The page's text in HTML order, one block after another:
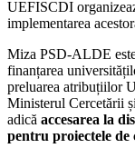
UEFISCDI
implementarea
Miza PSD-ALDE
finanțarea
preluarea atribuțiilor
Ministerul Cercetării
adică accesarea la
pentru proiectele de